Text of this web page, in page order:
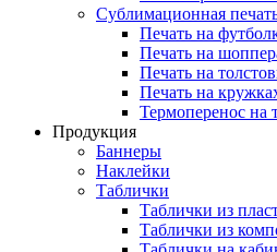
Сублимационная
Печать на
Печать на
Печать на
Печать на
Термоперенос на
Продукция
Баннеры
Наклейки
Таблички
Таблички из
Таблички из